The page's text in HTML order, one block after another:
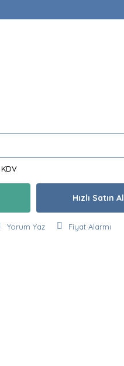
Hızlı Satın Al
Yorum Yaz Fiyat Alarmı